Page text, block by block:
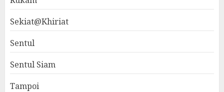
Sekiat@Khiriat
Sentul
Sentul Siam
Tampoi